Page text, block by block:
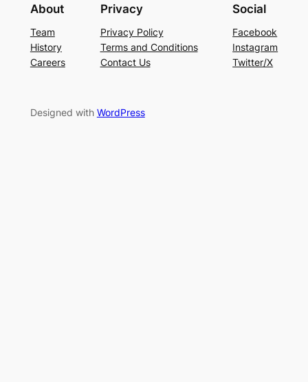
About
Team
History
Careers
Privacy
Privacy Policy
Terms and Conditions
Contact Us
Social
Facebook
Instagram
Twitter/X
Designed with WordPress